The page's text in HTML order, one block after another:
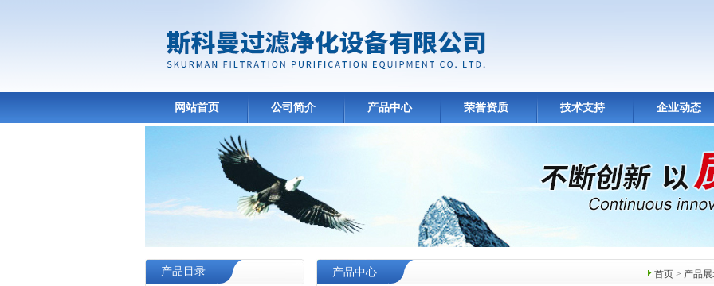
网站首页 公司简介 产品中心 荣誉资质 技术支持 企业动态
产品目录 首页 > 产品
产品中心